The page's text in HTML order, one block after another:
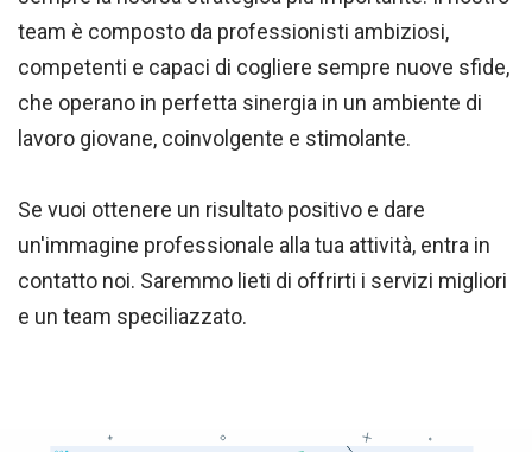
team è composto da professionisti ambiziosi,
competenti e capaci di cogliere sempre nuove sfide,
che operano in perfetta sinergia in un ambiente di
lavoro giovane, coinvolgente e stimolante.
Se vuoi ottenere un risultato positivo e dare
un'immagine professionale alla tua attività, entra in
contatto noi. Saremmo lieti di offrirti i servizi migliori
e un team speciliazzato.